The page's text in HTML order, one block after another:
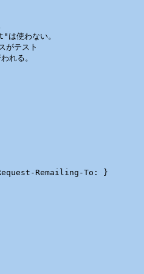
使わない。
テスト
れる。
Remailing-To: }